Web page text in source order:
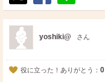
ポ
ス
ト
シ
ェ
送
る
yoshiki@ さん
役に立った！ありがとう： 0